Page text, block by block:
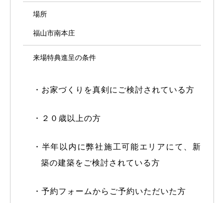
場所
福山市南本庄
来場特典進呈の条件
・お家づくりを真剣にご検討されている方
・２０歳以上の方
・半年以内に弊社施工可能エリアにて、新
築の建築をご検討されている方
・予約フォームからご予約いただいた方